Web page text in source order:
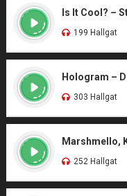
Is It Cool? –
199 Hallgat
Hologram –
303 Hallgat
Marshmello,
252 Hallgat